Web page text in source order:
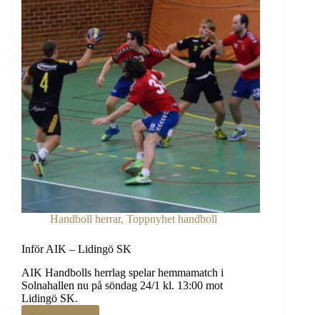
Handboll herrar, Toppnyhet handboll
Inför AIK – Lidingö SK
AIK Handbolls herrlag spelar hemmamatch i
Solnahallen nu på söndag 24/1 kl. 13:00 mot
Lidingö SK.